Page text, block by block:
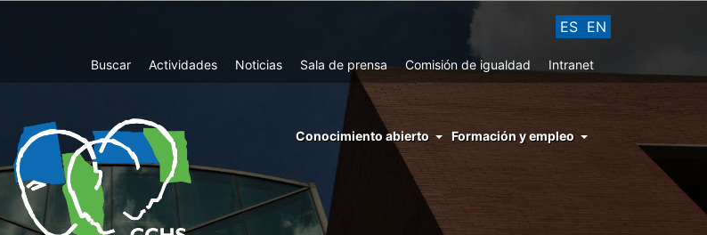
ES EN
Top
Buscar Actividades Noticias Sala de prensa Comisión de igualdad Intranet
menu
conocimiento
abierto
Conocimiento abierto Formación y empleo